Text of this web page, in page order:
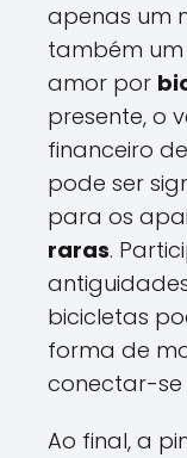
apenas um
também
amor por
presente, o
financeiro
pode ser
para os
raras.
bicicletas
forma de
conectar-se
Ao final, a